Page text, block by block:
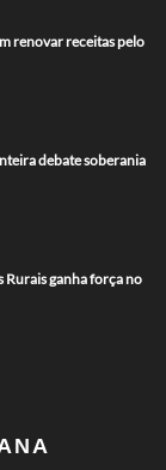
renovar receitas pelo
debate soberania
Rurais ganha força no